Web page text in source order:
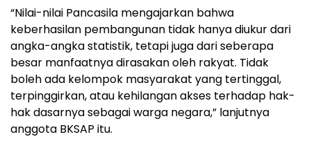
“Nilai-nilai Pancasila mengajarkan bahwa
keberhasilan pembangunan tidak hanya diukur dari
angka-angka statistik, tetapi juga dari seberapa
besar manfaatnya dirasakan oleh rakyat. Tidak
boleh ada kelompok masyarakat yang tertinggal,
terpinggirkan, atau kehilangan akses terhadap hak-
hak dasarnya sebagai warga negara,” lanjutnya
anggota BKSAP itu.